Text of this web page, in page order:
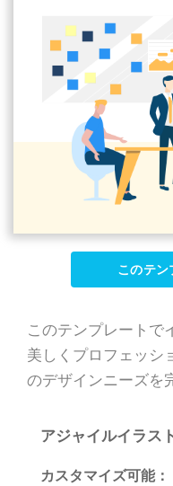
このテン
このテンプレートで
美しくプロフェッシ
のデザインニーズを
アジャイルイラ
カスタマイズ可能：